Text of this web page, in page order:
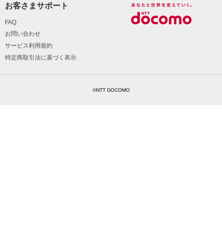
お客さまサポート
FAQ
お問い合わせ
サービス利用規約
特定商取引法に基づく表示
©NTT DOCOMO